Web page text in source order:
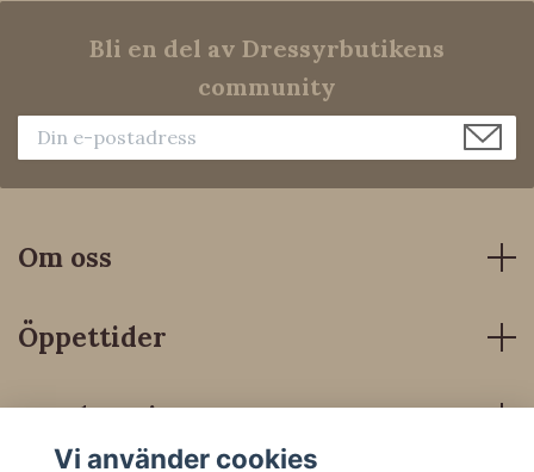
Bli en del av Dressyrbutikens
community
Om oss
Öppettider
Kundservice
Vi använder cookies